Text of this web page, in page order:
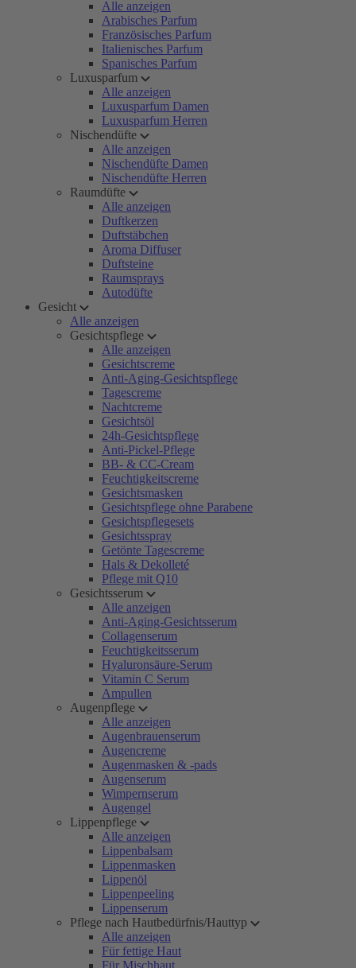
Alle anzeigen
Arabisches Parfum
Französisches Parfum
Italienisches Parfum
Spanisches Parfum
Luxusparfum
Alle anzeigen
Luxusparfum Damen
Luxusparfum Herren
Nischendüfte
Alle anzeigen
Nischendüfte Damen
Nischendüfte Herren
Raumdüfte
Alle anzeigen
Duftkerzen
Duftstäbchen
Aroma Diffuser
Duftsteine
Raumsprays
Autodüfte
Gesicht
Alle anzeigen
Gesichtspflege
Alle anzeigen
Gesichtscreme
Anti-Aging-Gesichtspflege
Tagescreme
Nachtcreme
Gesichtsöl
24h-Gesichtspflege
Anti-Pickel-Pflege
BB- & CC-Cream
Feuchtigkeitscreme
Gesichtsmasken
Gesichtspflege ohne Parabene
Gesichtspflegesets
Gesichtsspray
Getönte Tagescreme
Hals & Dekolleté
Pflege mit Q10
Gesichtsserum
Alle anzeigen
Anti-Aging-Gesichtsserum
Collagenserum
Feuchtigkeitsserum
Hyaluronsäure-Serum
Vitamin C Serum
Ampullen
Augenpflege
Alle anzeigen
Augenbrauenserum
Augencreme
Augenmasken & -pads
Augenserum
Wimpernserum
Augengel
Lippenpflege
Alle anzeigen
Lippenbalsam
Lippenmasken
Lippenöl
Lippenpeeling
Lippenserum
Pflege nach Hautbedürfnis/Hauttyp
Alle anzeigen
Für fettige Haut
Für Mischhaut